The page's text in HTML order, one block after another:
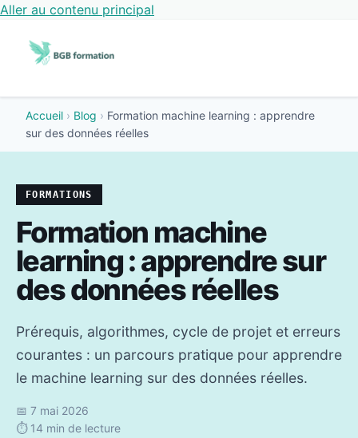
Aller au contenu principal
Accueil › Blog › Formation machine learning : apprendre
sur des données réelles
FORMATIONS
Formation machine
learning : apprendre sur
des données réelles
Prérequis, algorithmes, cycle de projet et erreurs
courantes : un parcours pratique pour apprendre
le machine learning sur des données réelles.
📅 7 mai 2026
⏱️ 14 min de lecture